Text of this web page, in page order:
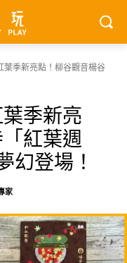
葉季新亮點！柳谷觀音楊谷
葉季新亮
紅葉週
幻登場！
家